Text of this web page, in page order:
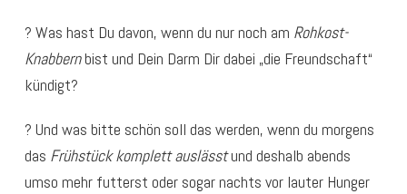
? Was hast Du davon, wenn du nur noch am Rohkost-
Knabbernbist und Dein Darm Dir dabei „die Freundschaft“
kündigt?
? Und was bitte schön soll das werden, wenn du morgens
das Frühstück komplett auslässtund deshalb abends
umso mehr futterst oder sogar nachts vor lauter Hunger